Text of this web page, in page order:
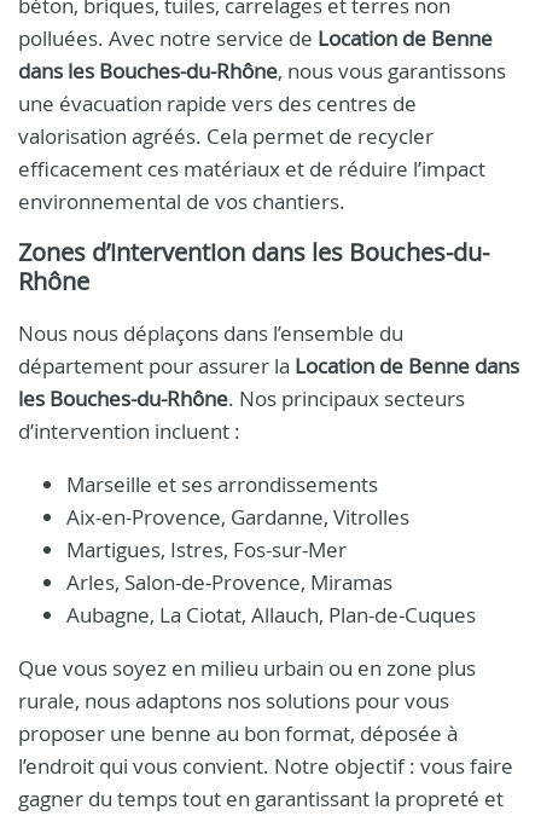
polluées. Avec notre service de Location de Benne
dans les Bouches-du-Rhône, nous vous garantissons
une évacuation rapide vers des centres de
valorisation agréés. Cela permet de recycler
efficacement ces matériaux et de réduire l’impact
environnemental de vos chantiers.
Zones d’intervention dans les Bouches-du-
Rhône
Nous nous déplaçons dans l’ensemble du
département pour assurer la Location de Benne dans
les Bouches-du-Rhône. Nos principaux secteurs
d’intervention incluent :
Marseille et ses arrondissements
Aix-en-Provence, Gardanne, Vitrolles
Martigues, Istres, Fos-sur-Mer
Arles, Salon-de-Provence, Miramas
Aubagne, La Ciotat, Allauch, Plan-de-Cuques
Que vous soyez en milieu urbain ou en zone plus
rurale, nous adaptons nos solutions pour vous
proposer une benne au bon format, déposée à
l’endroit qui vous convient. Notre objectif : vous faire
gagner du temps tout en garantissant la propreté et